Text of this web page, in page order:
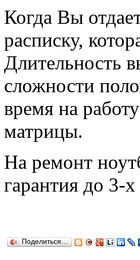
Когда Вы
расписку,
Длительность
сложности
время на
матрицы.
На ремонт
гарантия до 3-х
Поделиться…